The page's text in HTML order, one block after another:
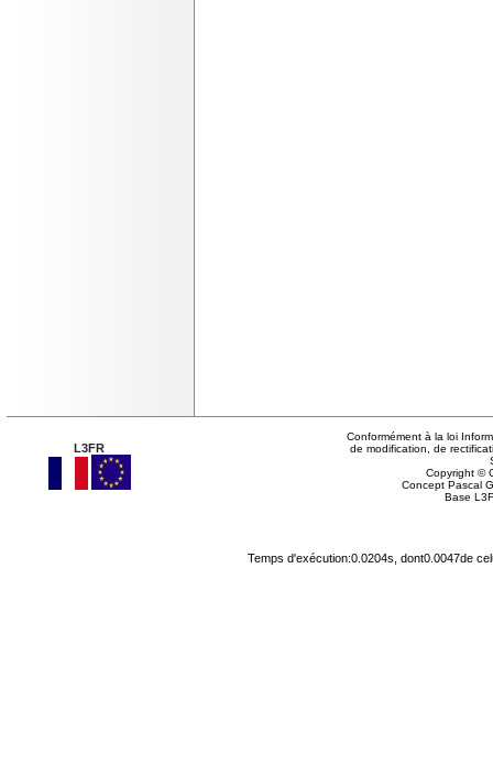
L3FR
Conformément à la loi
de modification, de
Copyright ©
Concept Pascal
Base
Temps d'exécution:0.0204s, dont0.0047de